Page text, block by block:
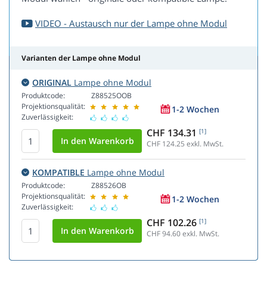
VIDEO - Austausch nur der Lampe ohne Modul
Varianten der Lampe ohne Modul
ORIGINAL Lampe ohne Modul
Produktcode:
Projektionsqualität:
Zuverlässigkeit:
Z88525OOB
1-2 Wochen
CHF 134.31 [1]
CHF 124.25 exkl. MwSt.
KOMPATIBLE Lampe ohne Modul
Produktcode:
Projektionsqualität:
Zuverlässigkeit:
Z88526OB
1-2 Wochen
CHF 102.26 [1]
CHF 94.60exkl. MwSt.